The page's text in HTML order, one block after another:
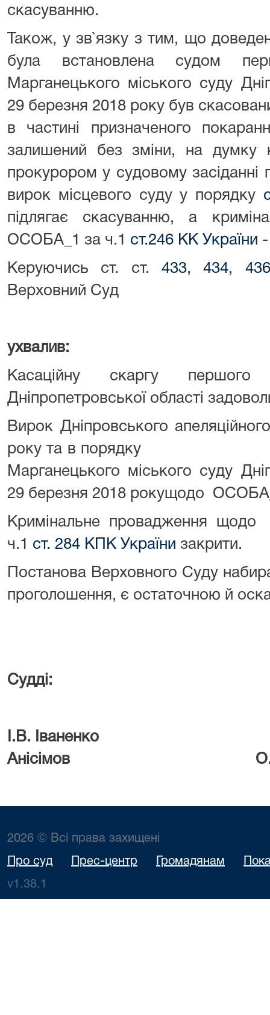
скасуванню.
Також, у зв`язку з тим, що
була встановлена судом
Марганецького міського суду
29 березня 2018 року був
в частині призначеного
залишений без зміни, на думку
прокурором у судовому засіданні
вирок місцевого суду у порядку
підлягає скасуванню, а
ОСОБА_1 за ч.1 ст.246 КК України
Керуючись ст. ст. 433,434, 436
Верховний Суд
ухвалив:
Касаційну скаргу першого
Дніпропетровської області
Вирок Дніпровського
року та в
Марганецького міського суду
29 березня 2018 рокущодо
Кримінальне провадження
ч.1 ст. 284 КПК України закрити.
Постанова Верховного Суду
проголошення, є остаточною й
Судді:
І.В. Іваненко
Анісімов О.Л.
2026 © Всі права захищені
Про суд Прес-центр Громадянам
v1.38.1